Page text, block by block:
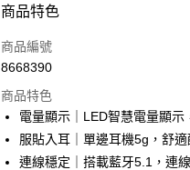
付款方式
POYA支付
LINE Pay
Apple Pay
商品特色
商品編號
8668390
商品特色
電量顯示｜LED智慧電量顯
服貼入耳｜單邊耳機5g，舒
連線穩定｜搭載藍牙5.1，連